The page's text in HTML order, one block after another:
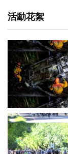
活動花絮